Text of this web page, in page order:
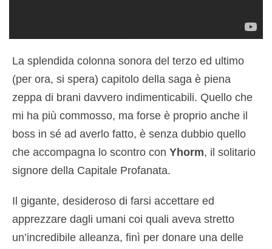
La splendida colonna sonora del terzo ed ultimo
(per ora, si spera) capitolo della saga è piena
zeppa di brani davvero indimenticabili. Quello che
mi ha più commosso, ma forse è proprio anche il
boss in sé ad averlo fatto, è senza dubbio quello
che accompagna lo scontro con Yhorm, il solitario
signore della Capitale Profanata.
Il gigante, desideroso di farsi accettare ed
apprezzare dagli umani coi quali aveva stretto
un’incredibile alleanza, finì per donare una delle